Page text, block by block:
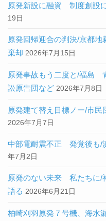
原発新設に融資 制度創設
19日
原発回帰迎合の判決/京都
棄却 2026年7月15日
原発事故もう二度と/福島
訟原告団など 2026年7月8日
原発建て替え目標ノー/市
2026年7月7日
中部電耐震不正 発覚後も/
年7月2日
原発のない未来 私たちに
語る 2026年6月21日
柏崎刈羽原発７号機、海